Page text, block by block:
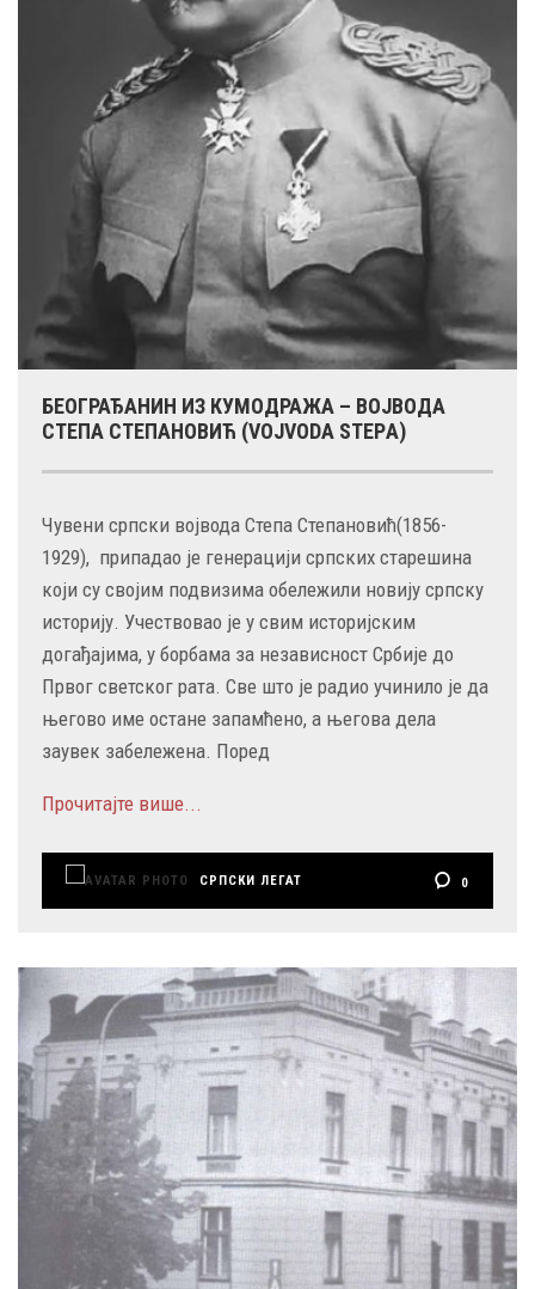
БЕОГРАЂАНИН ИЗ КУМОДРАЖА – ВОЈВОДА
СТЕПА СТЕПАНОВИЋ (VOJVODА STEPА)
Чувени српски војвода Степа Степановић(1856-
1929), припадао је генерацији српских старешина
који су својим подвизима обележили новију српску
историју. Учествовао је у свим историјским
догађајима, у борбама за независност Србије до
Првог светског рата. Све што је радио учинило је да
његово име остане запамћено, а његова дела
заувек забележена. Поред
Прочитајте више...
СРПСКИ ЛЕГАТ 0